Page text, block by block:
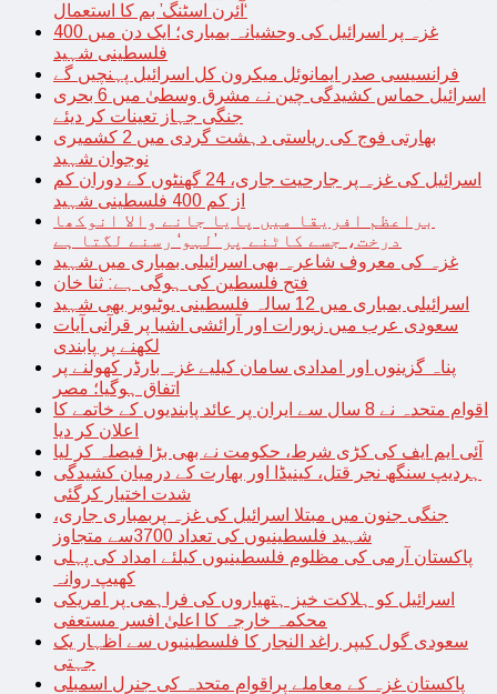
‘آئرن اسٹنگ’ بم کا استعمال
غزہ پر اسرائیل کی وحشیانہ بمباری؛ ایک دن میں 400
فلسطینی شہید
فرانسیسی صدر ایمانوئل میکرون کل اسرائیل پہنچیں گے
اسرائیل حماس کشیدگی چین نے مشرق وسطیٰ میں 6 بحری
جنگی جہاز تعینات کر دیئے
بھارتی فوج کی ریاستی دہشت گردی میں 2 کشمیری
نوجوان شہید
اسرائیل کی غزہ پر جارحیت جاری، 24 گھنٹوں کے دوران کم
از کم 400 فلسطینی شہید
براعظم افریقا میں پایا جانے والا انوکھا
درخت، جسے کاٹنے پر ’لہو‘ رسنے لگتا ہے
غزہ کی معروف شاعرہ بھی اسرائیلی بمباری میں شہید
فتح فلسطین کی ہوگی ہے: ثنا خان
اسرائیلی بمباری میں 12 سالہ فلسطینی یوٹیوبر بھی شہید
سعودی عرب میں زیورات اور آرائشی اشیا پر قرآنی آیات
لکھنے پر پابندی
پناہ گزینوں اور امدادی سامان کیلیے غزہ بارڈر کھولنے پر
اتفاق ہوگیا؛ مصر
اقوام متحدہ نے 8 سال سے ایران پر عائد پابندیوں کے خاتمے کا
اعلان کر دیا
آئی ایم ایف کی کڑی شرط، حکومت نے بھی بڑا فیصلہ کر لیا
ہردیپ سنگھ نجر قتل، کینیڈا اور بھارت کے درمیان کشیدگی
شدت اختیار کرگئی
جنگی جنون میں مبتلا اسرائیل کی غزہ پربمباری جاری،
شہید فلسطینیوں کی تعداد 3700سے متجاوز
پاکستان آرمی کی مظلوم فلسطینیوں کیلئے امداد کی پہلی
کھیپ روانہ
اسرائیل کو ہلاکت خیز ہتھیاروں کی فراہمی پر امریکی
محکمہ خارجہ کا اعلیٰ افسر مستعفی
سعودی گول کیپر راغد النجار کا فلسطینیوں سے اظہار یک
جہتی
پاکستان غزہ کے معاملے پراقوام متحدہ کی جنرل اسمبلی